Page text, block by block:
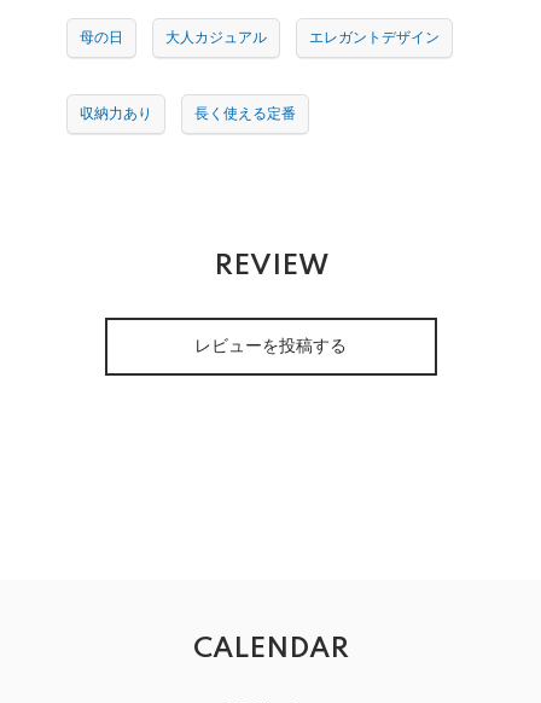
母の日 大人カジュアル エレガントデザイン
収納力あり 長く使える定番
REVIEW
レビューを投稿する
CALENDAR